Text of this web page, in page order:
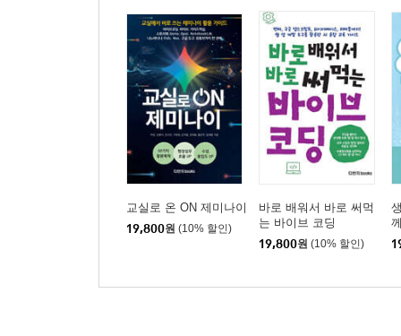
교실로 온 ON 제미나이
19,800원 (10% 할인)
바로 배워서 바로 써먹
는 바이브 코딩
19,800원 (10% 할인)